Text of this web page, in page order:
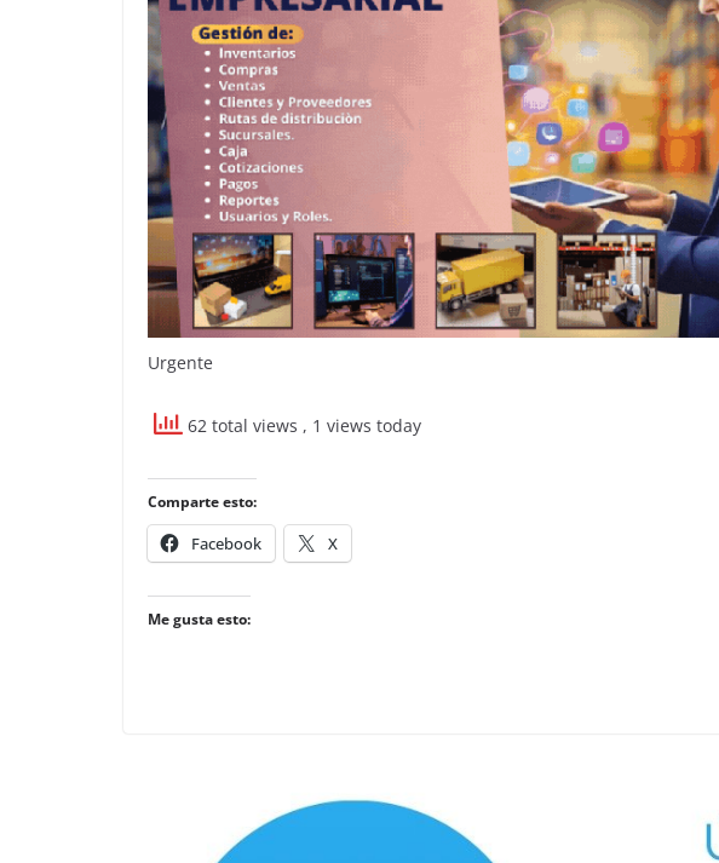
Urgente
62 total views , 1 views today
Comparte esto:
Facebook X
Me gusta esto: